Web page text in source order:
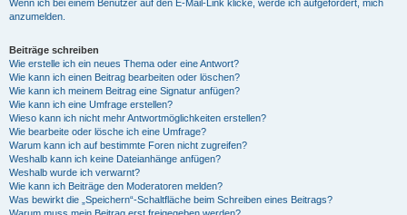
Wenn ich bei einem Benutzer auf den E-Mail-Link klicke, werde ich aufgefordert, mich
anzumelden.
Beiträge schreiben
Wie erstelle ich ein neues Thema oder eine Antwort?
Wie kann ich einen Beitrag bearbeiten oder löschen?
Wie kann ich meinem Beitrag eine Signatur anfügen?
Wie kann ich eine Umfrage erstellen?
Wieso kann ich nicht mehr Antwortmöglichkeiten erstellen?
Wie bearbeite oder lösche ich eine Umfrage?
Warum kann ich auf bestimmte Foren nicht zugreifen?
Weshalb kann ich keine Dateianhänge anfügen?
Weshalb wurde ich verwarnt?
Wie kann ich Beiträge den Moderatoren melden?
Was bewirkt die „Speichern“-Schaltfläche beim Schreiben eines Beitrags?